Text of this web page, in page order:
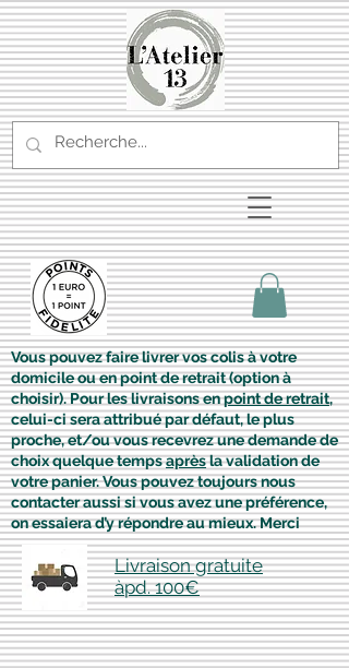
Vous pouvez faire livrer vos colis à votre
domicile ou en point de retrait (option à
choisir). Pour les livraisons enpoint de retrait,
celui-ci sera attribué par défaut, le plus
proche, et/ou vous recevrez une demande de
choix quelque tempsaprèsla validation de
votre panier. Vous pouvez toujours nous
contacter aussi si vous avez une préférence,
on essaiera d’y répondre au mieux. Merci
Livraison gratuite
àpd. 100€